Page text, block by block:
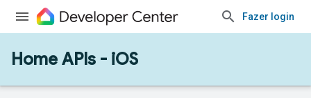
Fazer login
Home APIs - iOS